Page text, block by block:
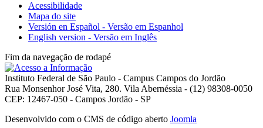
Acessibilidade
Mapa do site
Versión en Español - Versão em Espanhol
English version - Versão em Inglês
Fim da navegação de rodapé
Instituto Federal de São Paulo - Campus Campos do Jordão
Rua Monsenhor José Vita, 280. Vila Abernéssia - (12) 98308-0050
CEP: 12467-050 - Campos Jordão - SP
Desenvolvido com o CMS de código aberto Joomla